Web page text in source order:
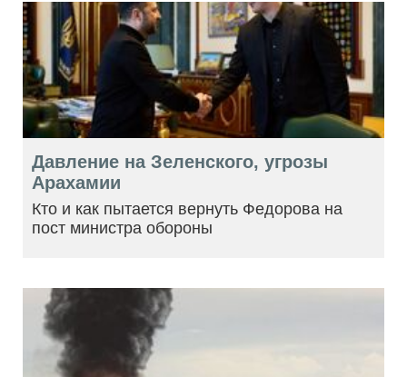
Давление на Зеленского, угрозы
Арахамии
Кто и как пытается вернуть Федорова на
пост министра обороны